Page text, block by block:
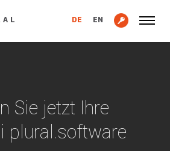
DE EN
Sie jetzt Ihre
plural.software